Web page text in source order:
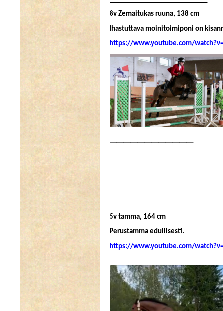
8v Zemaitukas ruuna, 138 cm
Ihastuttava moinitoimiponi on
https://www.youtube.com/
5v tamma, 164 cm
Perustamma edullisesti.
https://www.youtube.com/